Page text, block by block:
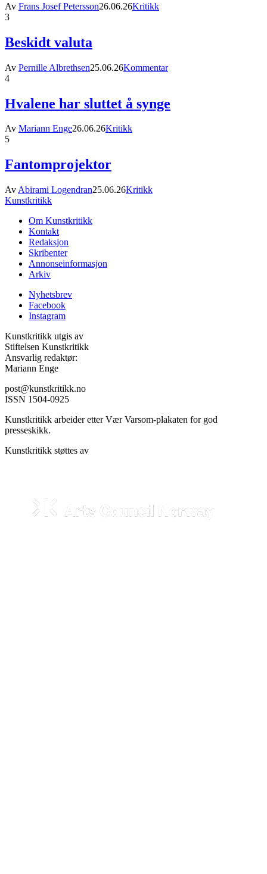
Av Frans Josef Petersson26.06.26Kritikk
3
Beskidt valuta
Av Pernille Albrethsen25.06.26Kommentar
4
Hvalene har sluttet å synge
Av Mariann Enge26.06.26Kritikk
5
Fantomprojektor
Av Abirami Logendran25.06.26Kritikk
Kunstkritikk
Om Kunstkritikk
Kontakt
Redaksjon
Skribenter
Annonseinformasjon
Arkiv
Nyhetsbrev
Facebook
Instagram
Kunstkritikk utgis av
Stiftelsen Kunstkritikk
Ansvarlig redaktør:
Mariann Enge
post@kunstkritikk.no
ISSN 1504-0925
Kunstkritikk arbeider etter Vær Varsom-plakaten for god
presseskikk.
Kunstkritikk støttes av